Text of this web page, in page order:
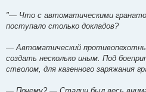
"— Что с автоматическими
поступало столько докладов?
— Автоматический
создать несколько иным. Под
стволом, для казенного заряжания